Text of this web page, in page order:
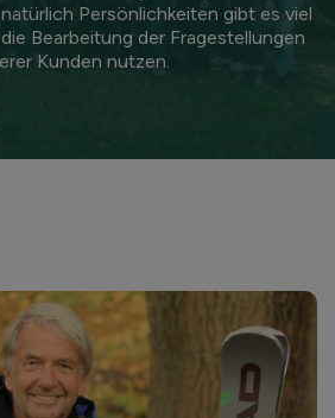
Persönlichkeiten gibt es viel
Bearbeitung der Fragestellungen
Kunden nutzen.